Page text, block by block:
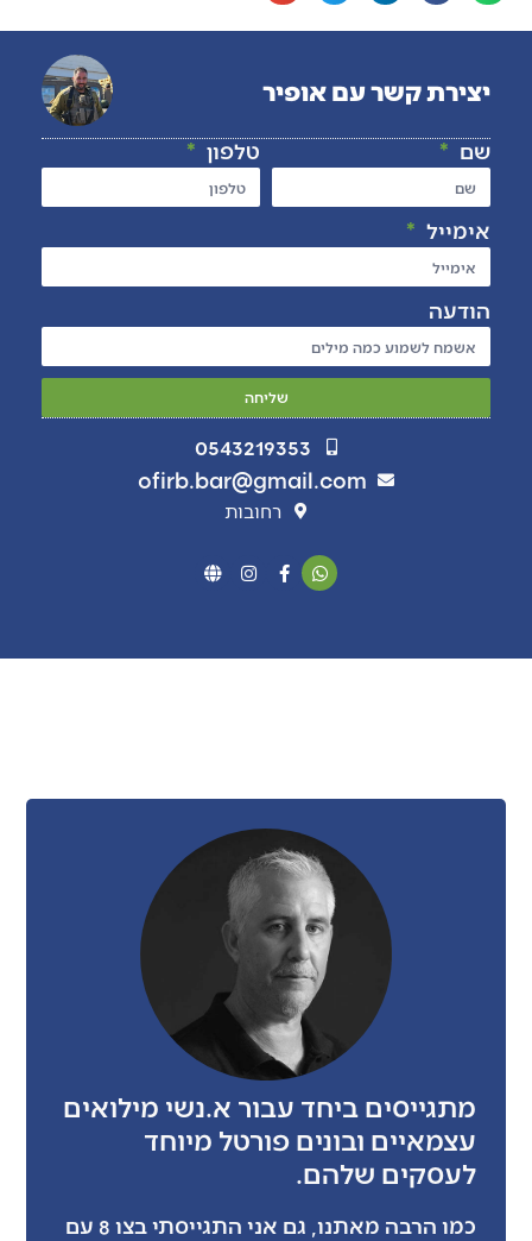
יצירת קשר עם אופיר
שם טלפון
אימייל
הודעה
שליחה
0543219353
ofirb.bar@gmail.com
רחובות
מתגייסים ביחד עבור א.נשי מילואים
עצמאיים ובונים פורטל מיוחד
לעסקים שלהם.
כמו הרבה מאתנו, גם אני התגייסתי בצו 8 עם